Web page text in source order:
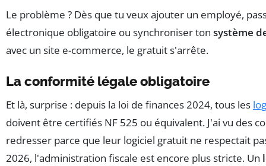
Le problème ? Dès que tu veux ajouter un employé,
électronique obligatoire ou synchroniser ton système
avec un site e-commerce, le gratuit s'arrête.
La conformité légale obligatoire
Et là, surprise : depuis la loi de finances 2024, tous les
doivent être certifiés NF 525 ou équivalent. J'ai vu des
redresser parce que leur logiciel gratuit ne respectait
2026, l'administration fiscale est encore plus stricte. Un